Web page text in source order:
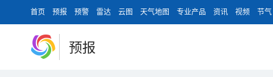
首页 预报 预警 雷达 云图 天气地图 专业产品 资讯 视频 节气
预报